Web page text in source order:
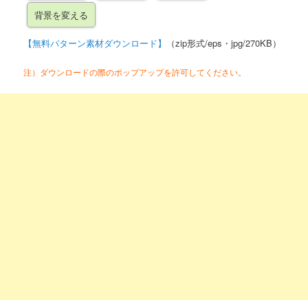
【無料パターン素材ダウンロード】 （zip形式/eps・jpg/270KB）
注）ダウンロードの際のポップアップを許可してください。